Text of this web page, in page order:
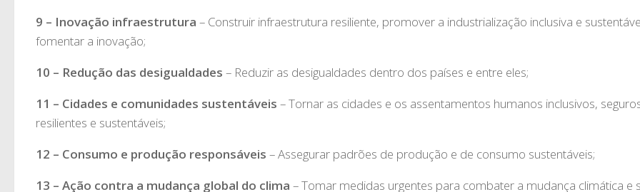
9 – Inovação infraestrutura – Construir infraestrutura resiliente, promover a industrialização inclusiva e
fomentar a inovação;
10 – Redução das desigualdades – Reduzir as desigualdades dentro dos países e entre eles;
11 – Cidades e comunidades sustentáveis – Tornar as cidades e os assentamentos humanos inclusivos,
resilientes e sustentáveis;
12 – Consumo e produção responsáveis – Assegurar padrões de produção e de consumo sustentáveis;
13 – Ação contra a mudança global do clima – Tomar medidas urgentes para combater a mudança climática e